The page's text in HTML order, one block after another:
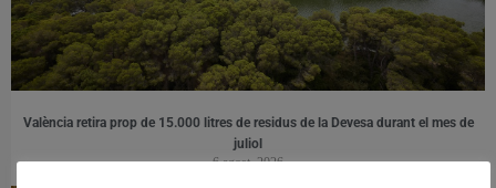
València retira prop de 15.000 litres de residus de la Devesa durant el mes de
juliol
6 agost, 2026